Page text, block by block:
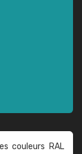
couleurs RAL